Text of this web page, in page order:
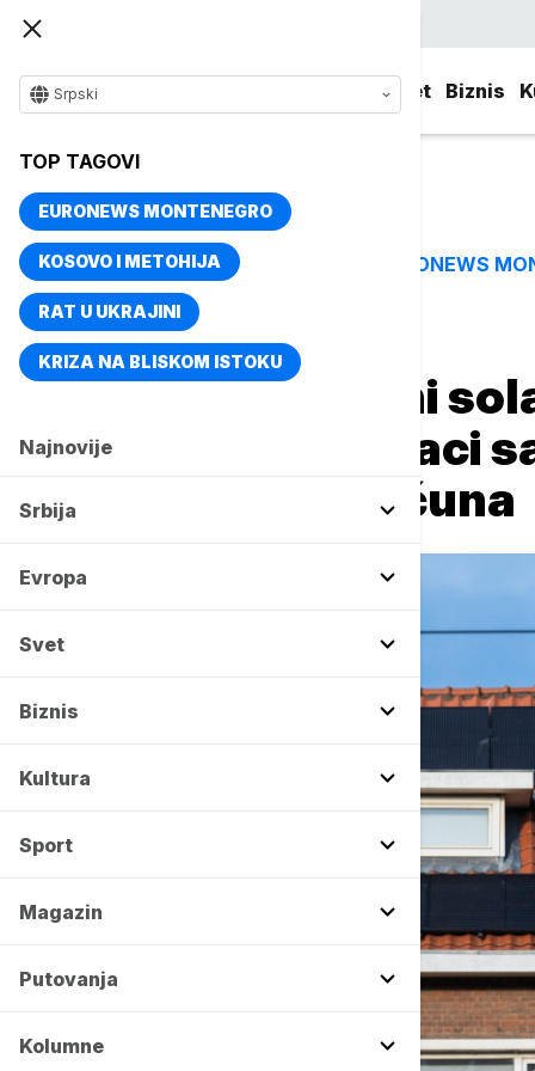
Svet Biznis
Srpski
TOP TAGOVI
EURONEWS MONTENEGRO
KOSOVO I METOHIJA
RAT U UKRAJINI
KRIZA NA BLISKOM ISTOKU
Najnovije
Srbija
Evropa
Svet
Biznis
Kultura
Sport
Magazin
Putovanja
Kolumne
TOP TAGOVI EURONEWS
Naslovna Biznis
Plug-in ili krovni
opcija? Stručnjaci
mogući rast računa